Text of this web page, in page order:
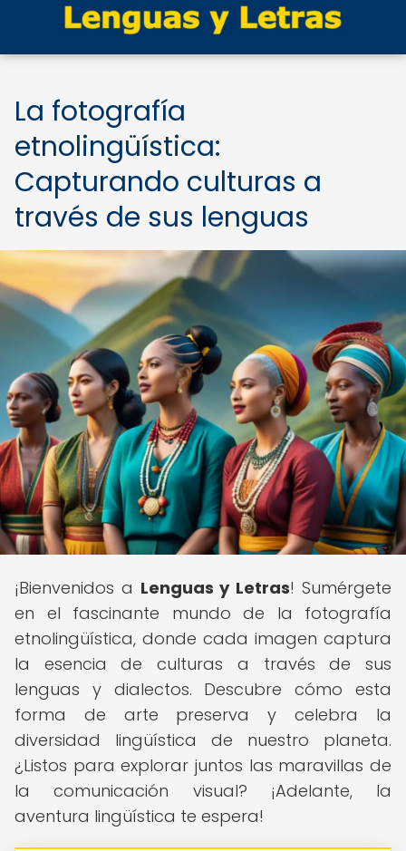
La fotografía
etnolingüística:
Capturando culturas a
través de sus lenguas
¡Bienvenidos a Lenguas y Letras! Sumérgete
en el fascinante mundo de la fotografía
etnolingüística, donde cada imagen captura
la esencia de culturas a través de sus
lenguas y dialectos. Descubre cómo esta
forma de arte preserva y celebra la
diversidad lingüística de nuestro planeta.
¿Listos para explorar juntos las maravillas de
la comunicación visual? ¡Adelante, la
aventura lingüística te espera!